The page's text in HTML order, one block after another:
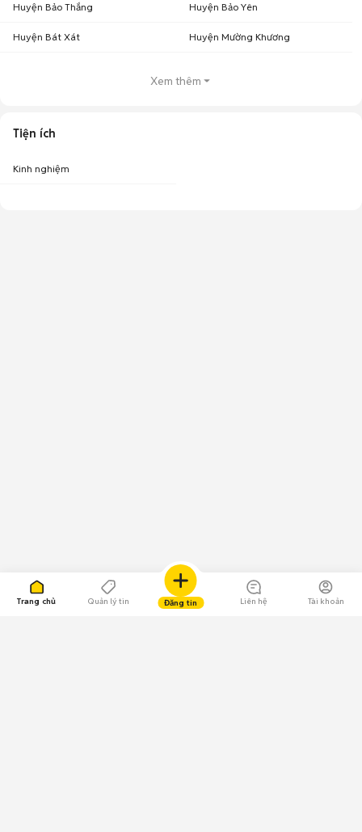
Trang chủ Quản lý tin Đăng tin Liên hệ Tài khoản
Huyện Bảo Thắng Huyện Bảo Yên
Huyện Bát Xát Huyện Mường Khương
Xem thêm
Tiện ích
Kinh nghiệm